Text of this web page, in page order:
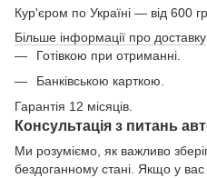
Кур'єром по Україні — від 600
Більше інформації про доставку
Готівкою при отриманні.
Банківською карткою.
Гарантія 12 місяців.
Консультація з питань
Ми розуміємо, як важливо
бездоганному стані. Якщо у